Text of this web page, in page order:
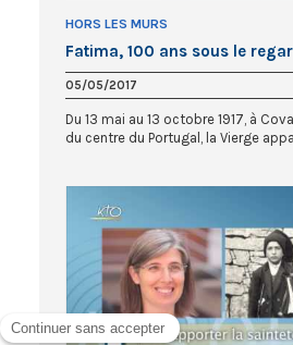
HORS LES MURS
Fatima, 100 ans sous le
05/05/2017
Du 13 mai au 13 octobre 1917, à
du centre du Portugal, la Vierge